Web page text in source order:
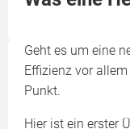
Geht es um eine
Effizienz vor
Punkt.
Hier ist ein erster